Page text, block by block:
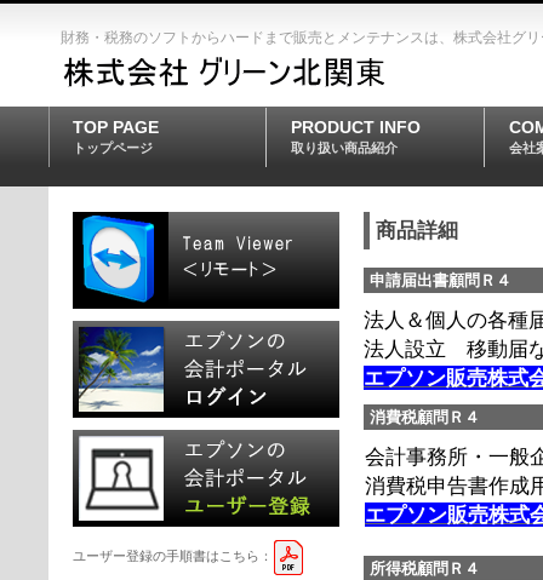
財務・税務のソフトからハードまで販売とメンテナンスは、株式会社グ
商品詳細
申請届出書顧問Ｒ４
法人＆個人の各種
法人設立 移動届
エプソン販売株
消費税顧問Ｒ４
会計事務所・一
消費税申告書作成
エプソン販売株
所得税顧問Ｒ４
TOP PAGE
トップページ
PRODUCT INFO
取り扱い商品紹介 会社
ユーザー登録の手順書はこちら：